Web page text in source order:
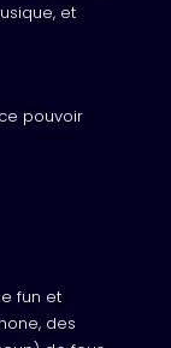
et
pouvoir
fun et
des